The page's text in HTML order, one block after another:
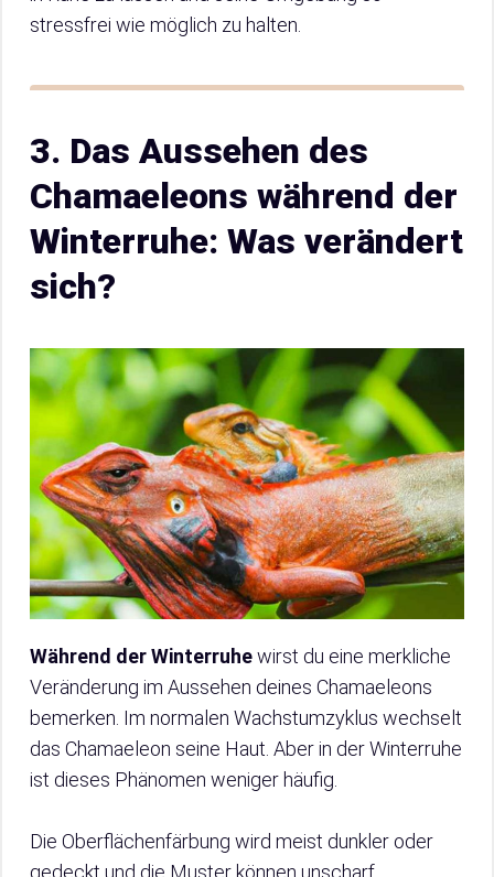
stressfrei wie möglich zu halten.
3. Das Aussehen des
Chamaeleons während der
Winterruhe: Was verändert
sich?
Während der Winterruhewirst du eine merkliche
Veränderung im Aussehen deines Chamaeleons
bemerken. Im normalen Wachstumzyklus wechselt
das Chamaeleon seine Haut. Aber in der Winterruhe
ist dieses Phänomen weniger häufig.
Die Oberflächenfärbung wird meist dunkler oder
gedeckt und die Muster können unscharf